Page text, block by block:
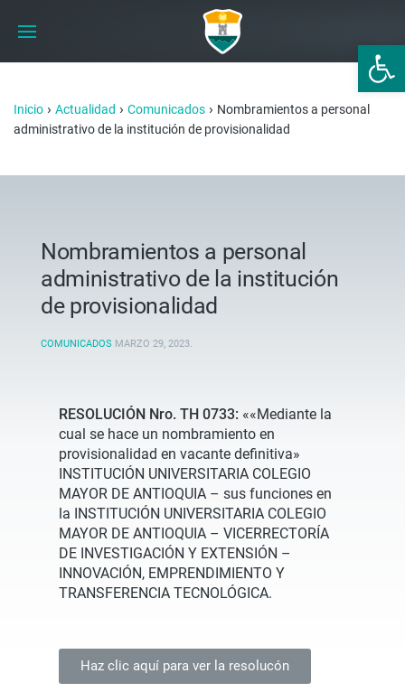
Abrir
Inicio › Actualidad › Comunicados › Nombramientos a personal
administrativo de la institución de provisionalidad
Nombramientos a personal
administrativo de la institución
de provisionalidad
COMUNICADOS MARZO 29, 2023.
RESOLUCIÓN Nro. TH 0733: ««Mediante la
cual se hace un nombramiento en
provisionalidad en vacante definitiva»
INSTITUCIÓN UNIVERSITARIA COLEGIO
MAYOR DE ANTIOQUIA – sus funciones en
la INSTITUCIÓN UNIVERSITARIA COLEGIO
MAYOR DE ANTIOQUIA – VICERRECTORÍA
DE INVESTIGACIÓN Y EXTENSIÓN –
INNOVACIÓN, EMPRENDIMIENTO Y
TRANSFERENCIA TECNOLÓGICA.
Haz clic aquí para ver la resolucón